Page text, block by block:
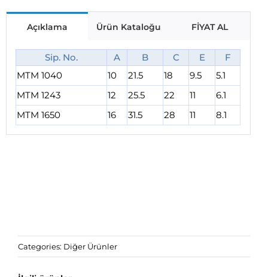
Açıklama Ürün Kataloğu FİYAT AL
Sip. No. A B C E
F
MTM 1040
10 21.5 18 9.5
5.1
MTM 1243
12 25.5 22 11
6.1
MTM 1650
16 31.5 28 11 8.1
Categories: Diğer Ürünler